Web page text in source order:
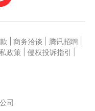
商务洽谈 腾讯招聘
政策 侵权投诉指引
司